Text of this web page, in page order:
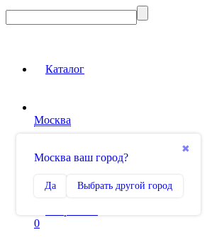
Каталог
Москва
✖
Москва ваш город?
Да Выбрать другой город
Сравнение
0